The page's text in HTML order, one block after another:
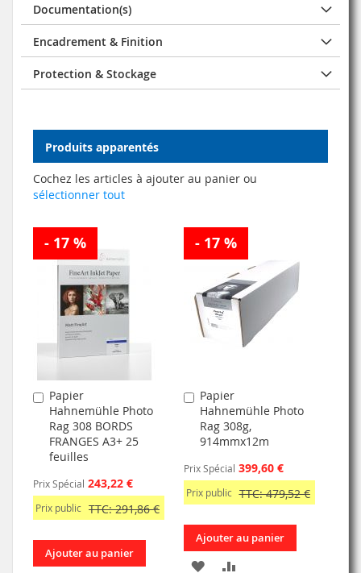
Documentation(s)
Encadrement & Finition
Protection & Stockage
Produits apparentés
Cochez les articles à ajouter au panier ou
sélectionner tout
- 17 %
Papier
Hahnemühle Photo
Rag 308 BORDS
FRANGES A3+ 25
feuilles
Prix Spécial 243,22 €
Prix public TTC: 291,86 €
Ajouter
au
panier
Ajouter au panier
- 17 %
Papier
Hahnemühle Photo
Rag 308g,
914mmx12m
Prix Spécial 399,60 €
Prix public TTC: 479,52 €
Ajouter
au
panier
Ajouter au panier
AJOUTER